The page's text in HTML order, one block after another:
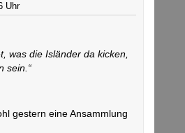
Uhr
was die Isländer da kicken,
sein.“
gestern eine Ansammlung